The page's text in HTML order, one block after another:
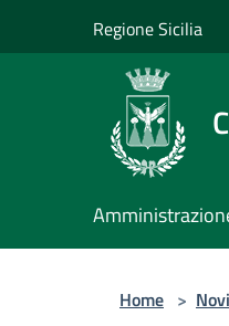
Regione Sicilia
Home >